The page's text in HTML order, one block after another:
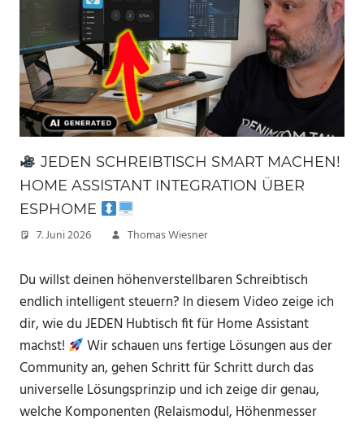
JEDEN SCHREIBTISCH SMART MACHEN!
HOME ASSISTANT INTEGRATION ÜBER
ESPHOME
7. Juni 2026 Thomas Wiesner
Du willst deinen höhenverstellbaren Schreibtisch
endlich intelligent steuern? In diesem Video zeige ich
dir, wie du JEDEN Hubtisch fit für Home Assistant
machst!
Wir schauen uns fertige Lösungen aus der
Community an, gehen Schritt für Schritt durch das
universelle Lösungsprinzip und ich zeige dir genau,
welche Komponenten (Relaismodul, Höhenmesser